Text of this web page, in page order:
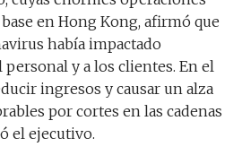
en Hong Kong, afirmó que
había impactado
y a los clientes. En el
ingresos y causar un alza
por cortes en las cadenas
el ejecutivo.